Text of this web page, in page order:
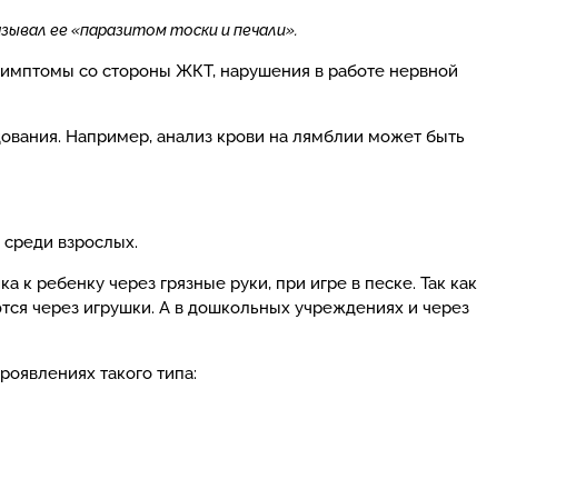
ее «паразитом тоски и печали».
со стороны ЖКТ, нарушения в работе нервной
Например, анализ крови на лямблии может быть
взрослых.
ребенку через грязные руки, при игре в песке. Так как
через игрушки. А в дошкольных учреждениях и через
такого типа: